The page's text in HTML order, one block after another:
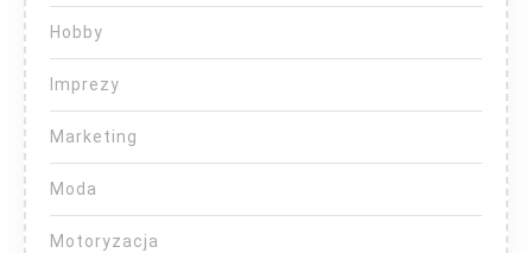
Hobby
Imprezy
Marketing
Moda
Motoryzacja